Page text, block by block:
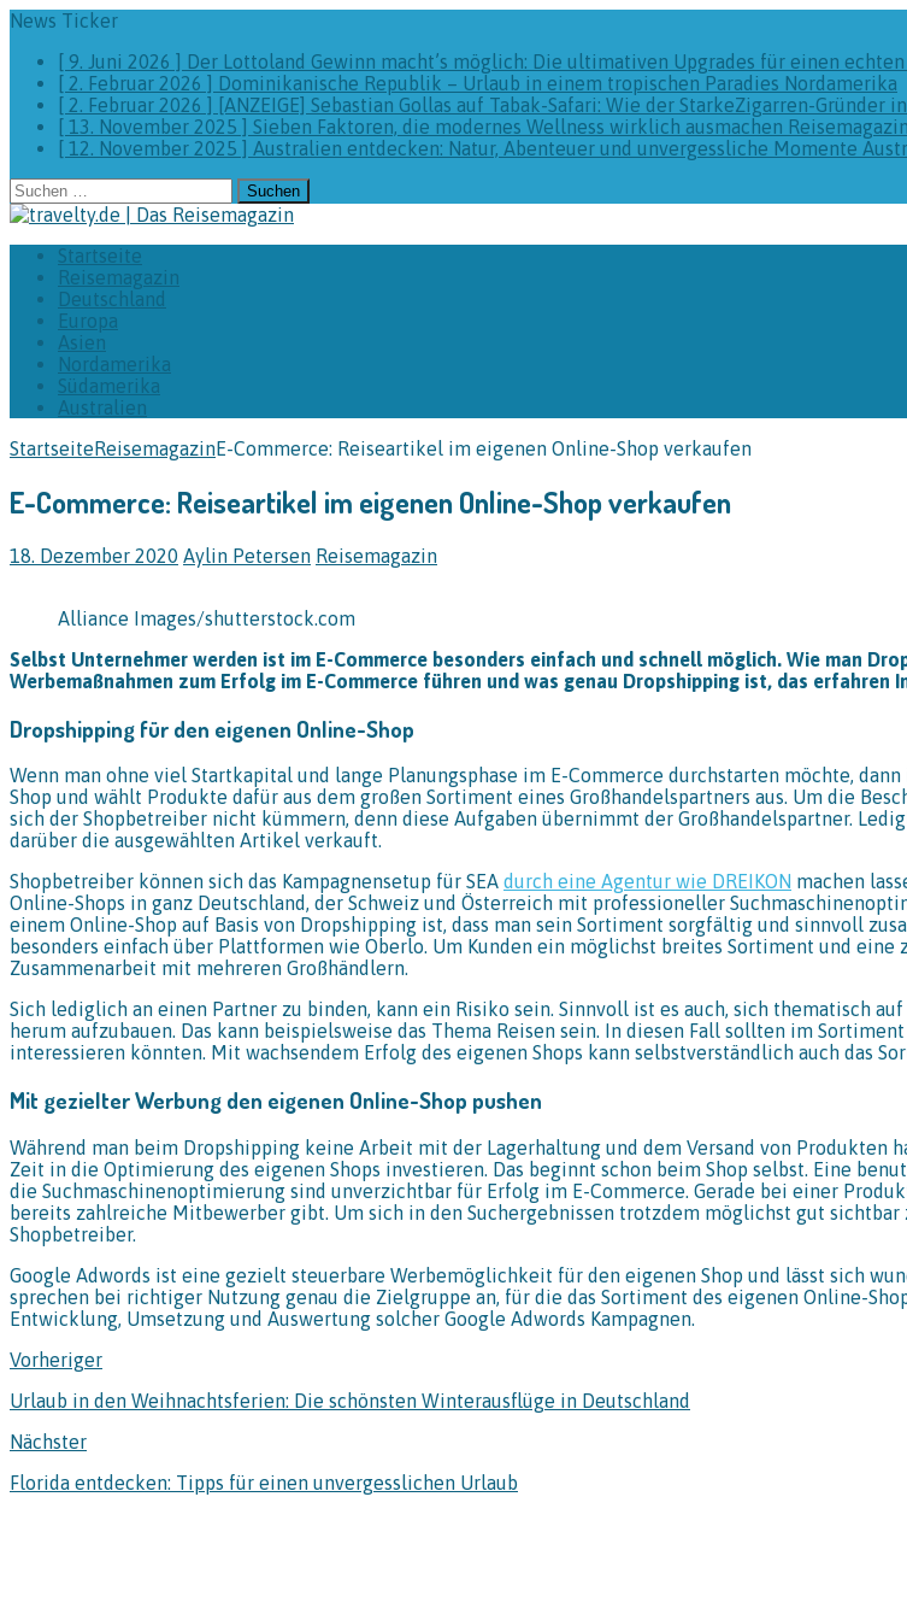
News Ticker
[ 9. Juni 2026 ] Der Lottoland Gewinn macht’s möglich: Die ultimativen Upgrades für einen
[ 2. Februar 2026 ] Dominikanische Republik – Urlaub in einem tropischen Paradies Nordamerika
[ 2. Februar 2026 ] [ANZEIGE] Sebastian Gollas auf Tabak-Safari: Wie der StarkeZigarren-
[ 13. November 2025 ] Sieben Faktoren, die modernes Wellness wirklich ausmachen Reisemagazin
[ 12. November 2025 ] Australien entdecken: Natur, Abenteuer und unvergessliche Momente
Suchen
nach:
Startseite
Reisemagazin
Deutschland
Europa
Asien
Nordamerika
Südamerika
Australien
StartseiteReisemagazinE-Commerce: Reiseartikel im eigenen Online-Shop verkaufen
E-Commerce: Reiseartikel im eigenen Online-Shop verkaufen
18. Dezember 2020 Aylin Petersen Reisemagazin
Alliance Images/shutterstock.com
Selbst Unternehmer werden ist im E-Commerce besonders einfach und schnell möglich. Wie man
Werbemaßnahmen zum Erfolg im E-Commerce führen und was genau Dropshipping ist, das erfahren
Dropshipping für den eigenen Online-Shop
Wenn man ohne viel Startkapital und lange Planungsphase im E-Commerce durchstarten möchte,
Shop und wählt Produkte dafür aus dem großen Sortiment eines Großhandelspartners aus. Um die
sich der Shopbetreiber nicht kümmern, denn diese Aufgaben übernimmt der Großhandelspartner.
darüber die ausgewählten Artikel verkauft.
Shopbetreiber können sich das Kampagnensetup für SEA durch eine Agentur wie DREIKON machen
Online-Shops in ganz Deutschland, der Schweiz und Österreich mit professioneller
einem Online-Shop auf Basis von Dropshipping ist, dass man sein Sortiment sorgfältig und sinnvoll
besonders einfach über Plattformen wie Oberlo. Um Kunden ein möglichst breites Sortiment und
Zusammenarbeit mit mehreren Großhändlern.
Sich lediglich an einen Partner zu binden, kann ein Risiko sein. Sinnvoll ist es auch, sich thematisch
herum aufzubauen. Das kann beispielsweise das Thema Reisen sein. In diesen Fall sollten im
interessieren könnten. Mit wachsendem Erfolg des eigenen Shops kann selbstverständlich auch das
Mit gezielter Werbung den eigenen Online-Shop pushen
Während man beim Dropshipping keine Arbeit mit der Lagerhaltung und dem Versand von
Zeit in die Optimierung des eigenen Shops investieren. Das beginnt schon beim Shop selbst. Eine
die Suchmaschinenoptimierung sind unverzichtbar für Erfolg im E-Commerce. Gerade bei einer
bereits zahlreiche Mitbewerber gibt. Um sich in den Suchergebnissen trotzdem möglichst gut
Shopbetreiber.
Google Adwords ist eine gezielt steuerbare Werbemöglichkeit für den eigenen Shop und lässt sich
sprechen bei richtiger Nutzung genau die Zielgruppe an, für die das Sortiment des eigenen Online-
Entwicklung, Umsetzung und Auswertung solcher Google Adwords Kampagnen.
Vorheriger
Urlaub in den Weihnachtsferien: Die schönsten Winterausflüge in Deutschland
Nächster
Florida entdecken: Tipps für einen unvergesslichen Urlaub